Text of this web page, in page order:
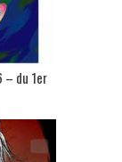
– du 1er